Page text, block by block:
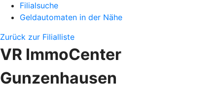
Filialsuche
Geldautomaten in der Nähe
Zurück zur Filialliste
VR ImmoCenter
Gunzenhausen